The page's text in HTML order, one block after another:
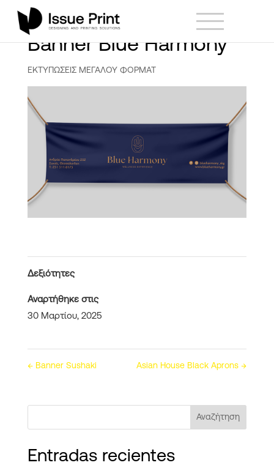
Banner Blue Harmony
ΕΚΤΥΠΩΣΕΙΣ ΜΕΓΑΛΟΥ ΦΟΡΜΑΤ
Δεξιότητες
Αναρτήθηκε στις
30 Μαρτίου, 2025
←Banner Sushaki Asian House Black Aprons→
Αναζήτηση
Entradas recientes